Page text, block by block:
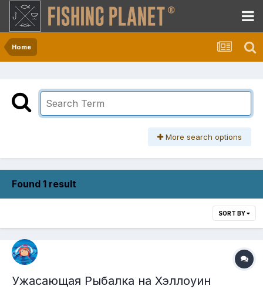
Home
More search options
Found 1 result
SORT BY
Ужасающая Рыбалка на Хэллоуин